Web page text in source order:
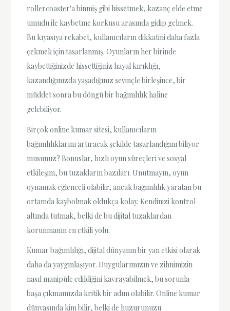
rollercoaster'a binmiş gibi hissetmek, kazanç elde etme
umudu ile kaybetme korkusu arasında gidip gelmek.
Bu kıyasıya rekabet, kullanıcıların dikkatini daha fazla
çekmek için tasarlanmış. Oyunların her birinde
kaybettiğinizde hissettiğiniz hayal kırıklığı,
kazandığınızda yaşadığınız sevinçle birleşince, bir
müddet sonra bu döngü bir bağımlılık haline
gelebiliyor.
Birçok online kumar sitesi, kullanıcıların
bağımlılıklarını artıracak şekilde tasarlandığını biliyor
musunuz? Bonuslar, hızlı oyun süreçleri ve sosyal
etkileşim, bu tuzakların bazıları. Unutmayın, oyun
oynamak eğlenceli olabilir, ancak bağımlılık yaratan bu
ortamda kaybolmak oldukça kolay. Kendinizi kontrol
altında tutmak, belki de bu dijital tuzaklardan
korunmanın en etkili yolu.
Kumar bağımlılığı, dijital dünyanın bir yan etkisi olarak
daha da yaygınlaşıyor. Duygularımızın ve zihnimizin
nasıl manipüle edildiğini kavrayabilmek, bu sorunla
başa çıkmamızda kritik bir adım olabilir. Online kumar
dünyasında kim bilir, belki de huzurunuzu